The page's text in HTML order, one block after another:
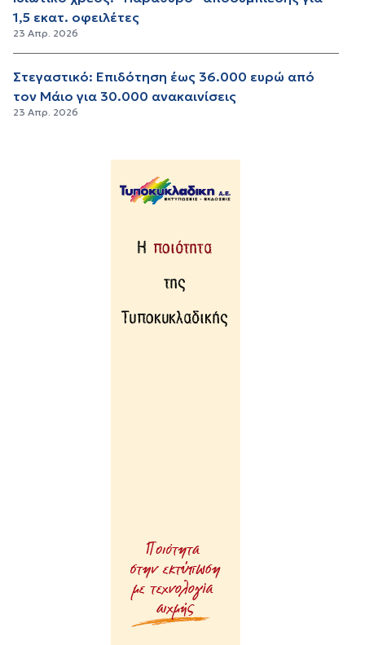
1,5 εκατ. οφειλέτες
23 Απρ. 2026
Στεγαστικό: Επιδότηση έως 36.000 ευρώ από
τον Μάιο για 30.000 ανακαινίσεις
23 Απρ. 2026